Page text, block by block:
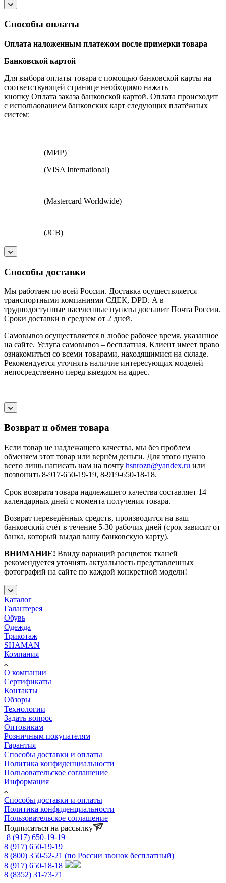
Способы оплаты
Оплата наложенным платежом после примерки товара
Банковской картой
Для выбора оплаты товара с помощью банковской карты на
соответствующей странице необходимо нажать
кнопку Оплата заказа банковской картой. Оплата происходит
с использованием банковских карт следующих платёжных
систем:
(МИР)
(VISA International)
(Mastercard Worldwide)
(JCB)
Способы доставки
Мы работаем по всей России. Доставка осуществляется
транспортными компаниями СДЕК, DPD. А в
труднодоступные населенные пункты доставит Почта России.
Сроки доставки в среднем от 2 дней.
Самовывоз осуществляется в любое рабочее время, указанное
на сайте. Услуга самовывоз – бесплатная. Клиент имеет право
ознакомиться со всеми товарами, находящимися на складе.
Рекомендуется уточнять наличие интересующих моделей
непосредственно перед выездом на адрес.
Возврат и обмен товара
Если товар не надлежащего качества, мы без проблем
обменяем этот товар или вернём деньги. Для этого нужно
всего лишь написать нам на почту hsnrozn@yandex.ru или
позвонить 8-917-650-19-19, 8-919-650-18-18.
Срок возврата товара надлежащего качества составляет 14
календарных дней с момента получения товара.
Возврат переведённых средств, производится на ваш
банковский счёт в течение 5-30 рабочих дней (срок зависит от
банка, который выдал вашу банковскую карту).
ВНИМАНИЕ! Ввиду вариаций расцветок тканей
рекомендуется уточнять актуальность представленных
фотографий на сайте по каждой конкретной модели!
Каталог
Галантерея
Обувь
Одежда
Трикотаж
SHAMAN
Компания
О компании
Сертификаты
Контакты
Обзоры
Технологии
Задать вопрос
Оптовикам
Розничным покупателям
Гарантия
Способы доставки и оплаты
Политика конфиденциальности
Пользовательское соглашение
Информация
Способы доставки и оплаты
Политика конфиденциальности
Пользовательское соглашение
Подписаться на рассылку
8 (917) 650-19-19
8 (917) 650-19-19
8 (800) 350-52-21 (по России звонок бесплатный)
8 (917) 650-18-18
8 (8352) 31-73-71